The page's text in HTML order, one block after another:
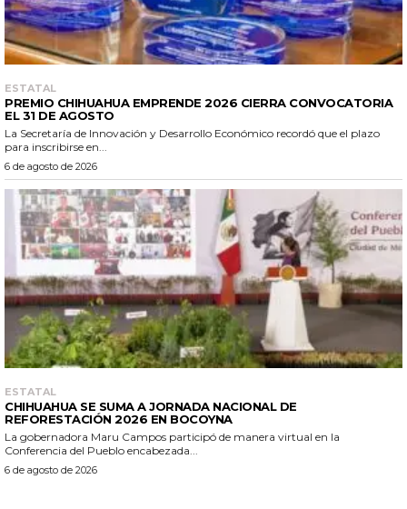
ESTATAL
PREMIO CHIHUAHUA EMPRENDE 2026 CIERRA CONVOCATORIA
EL 31 DE AGOSTO
La Secretaría de Innovación y Desarrollo Económico recordó que el plazo
para inscribirse en...
6 de agosto de 2026
ESTATAL
CHIHUAHUA SE SUMA A JORNADA NACIONAL DE
REFORESTACIÓN 2026 EN BOCOYNA
La gobernadora Maru Campos participó de manera virtual en la
Conferencia del Pueblo encabezada...
6 de agosto de 2026